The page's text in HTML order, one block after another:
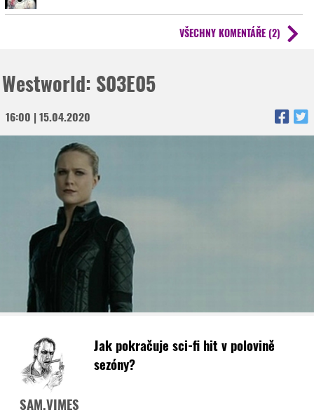
VŠECHNY KOMENTÁŘE (2)
Westworld: S03E05
16:00 | 15.04.2020
SAM.VIMES
Jak pokračuje sci-fi hit v polovině
sezóny?